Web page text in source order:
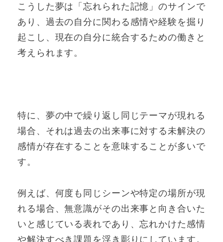
こうした夢は「忘れられた記憶」のサインで
あり、過去の自分に関わる感情や経験を掘り
起こし、現在の自分に統合するための働きと
考えられます。
特に、夢の中で繰り返し同じテーマが現れる
場合、それは過去の出来事に対する未解決の
感情が存在することを意味することが多いで
す。
例えば、何度も同じシーンや特定の場所が現
れる場合、無意識がその出来事と向き合いた
いと感じている表れであり、忘れかけた感情
や解決すべき課題を浮き彫りにしています。